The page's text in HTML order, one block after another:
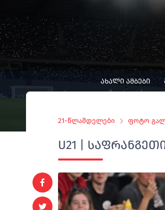
ᲐᲮᲐᲚᲘ ᲐᲛᲑᲔᲑᲘ
21-წლამდელები ფოტო
U21 |